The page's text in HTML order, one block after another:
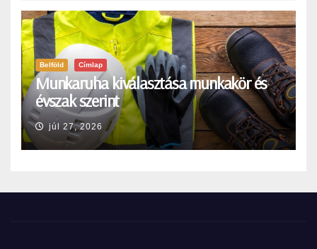
Belföld Címlap
Munkaruha kiválasztása munkakör és
évszak szerint
júl 27, 2026